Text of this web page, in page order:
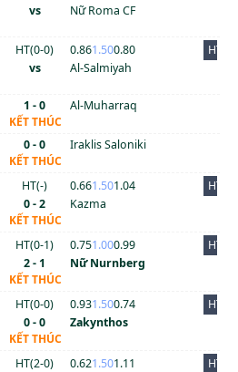
vs Nữ Roma CF
HT(0-0) 0.861.500.80
HT
vs Al-Salmiyah
1 - 0 Al-Muharraq
KẾT THÚC
0 - 0 Iraklis Saloniki
KẾT THÚC
HT(-) 0.661.501.04
HT
0 - 2 Kazma
KẾT THÚC
HT(0-1) 0.751.000.99
HT
2 - 1 Nữ Nurnberg
KẾT THÚC
HT(0-0) 0.931.500.74
HT
0 - 0 Zakynthos
KẾT THÚC
HT(2-0) 0.621.501.11
HT